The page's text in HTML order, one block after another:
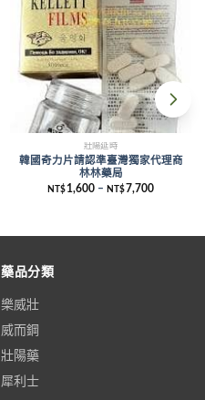
壯陽延時
韓國奇力片請認準臺灣獨家代理商
林林藥局
NT$ 1,600 – NT$ 7,700
藥品分類
樂威壯
威而鋼
壯陽藥
犀利士